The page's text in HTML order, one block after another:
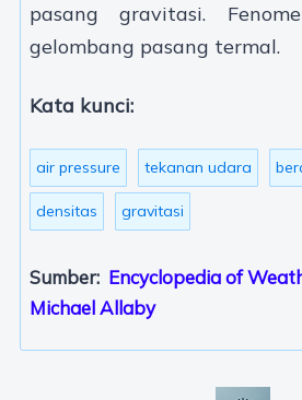
pasang gravitasi.
gelombang pasang termal.
Kata kunci:
air pressure tekanan udara
densitas gravitasi
Sumber: Encyclopedia of
Michael Allaby